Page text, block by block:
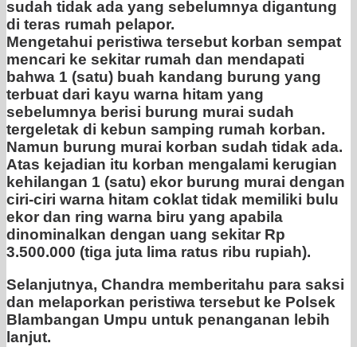
sudah tidak ada yang sebelumnya digantung
di teras rumah pelapor.
Mengetahui peristiwa tersebut korban sempat
mencari ke sekitar rumah dan mendapati
bahwa 1 (satu) buah kandang burung yang
terbuat dari kayu warna hitam yang
sebelumnya berisi burung murai sudah
tergeletak di kebun samping rumah korban.
Namun burung murai korban sudah tidak ada.
Atas kejadian itu korban mengalami kerugian
kehilangan 1 (satu) ekor burung murai dengan
ciri-ciri warna hitam coklat tidak memiliki bulu
ekor dan ring warna biru yang apabila
dinominalkan dengan uang sekitar Rp
3.500.000 (tiga juta lima ratus ribu rupiah).
Selanjutnya, Chandra memberitahu para saksi
dan melaporkan peristiwa tersebut ke Polsek
Blambangan Umpu untuk penanganan lebih
lanjut.